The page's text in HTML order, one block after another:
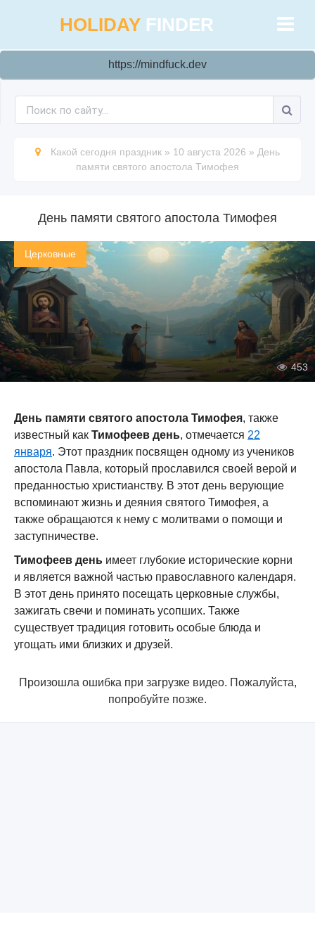
HOLIDAY FINDER
https://mindfuck.dev
Какой сегодня праздник » 10 августа 2026 » День
памяти святого апостола Тимофея
День памяти святого апостола Тимофея
Церковные
453
День памяти святого апостола Тимофея, также
известный как Тимофеев день, отмечается 22
января. Этот праздник посвящен одному из учеников
апостола Павла, который прославился своей верой и
преданностью христианству. В этот день верующие
вспоминают жизнь и деяния святого Тимофея, а
также обращаются к нему с молитвами о помощи и
заступничестве.
Тимофеев день имеет глубокие исторические корни
и является важной частью православного календаря.
В этот день принято посещать церковные службы,
зажигать свечи и поминать усопших. Также
существует традиция готовить особые блюда и
угощать ими близких и друзей.
Произошла ошибка при загрузке видео. Пожалуйста,
попробуйте позже.